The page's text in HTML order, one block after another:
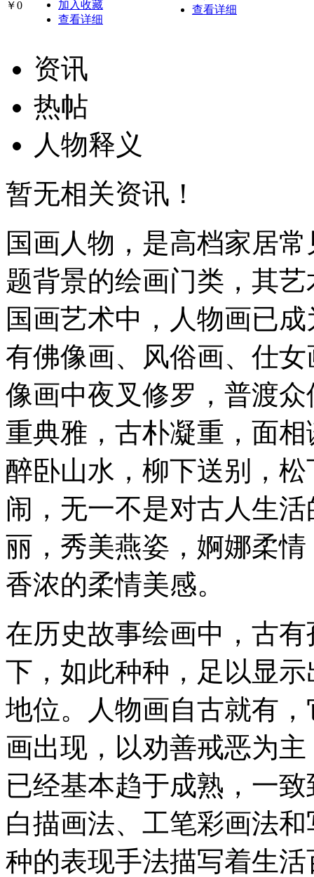
￥0
加入收藏
查看详细
查看详细
资讯
热帖
人物释义
暂无相关资讯！
国画人物，是高档家居
题背景的绘画门类，其
国画艺术中，人物画已
有佛像画、风俗画、仕
像画中夜叉修罗，普渡
重典雅，古朴凝重，面
醉卧山水，柳下送别，
闹，无一不是对古人生
丽，秀美燕姿，婀娜柔
香浓的柔情美感。
在历史故事绘画中，古
下，如此种种，足以显
地位。人物画自古就有
画出现，以劝善戒恶为
已经基本趋于成熟，一
白描画法、工笔彩画法
种的表现手法描写着生